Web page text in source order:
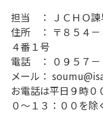
担当 ： ＪＣＨＯ
住所 ： 〒８５４－
４番１号
電話 ： ０９５７－
メール：
お電話は平日９時０
０～１３：００を除